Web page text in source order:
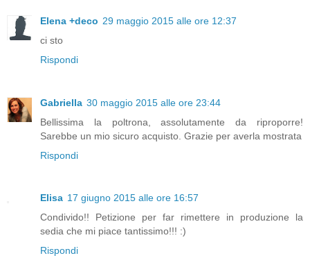
Elena +deco 29 maggio 2015 alle ore 12:37
ci sto
Rispondi
Gabriella 30 maggio 2015 alle ore 23:44
Bellissima la poltrona, assolutamente da riproporre!
Sarebbe un mio sicuro acquisto. Grazie per averla mostrata
Rispondi
Elisa 17 giugno 2015 alle ore 16:57
Condivido!! Petizione per far rimettere in produzione la
sedia che mi piace tantissimo!!! :)
Rispondi